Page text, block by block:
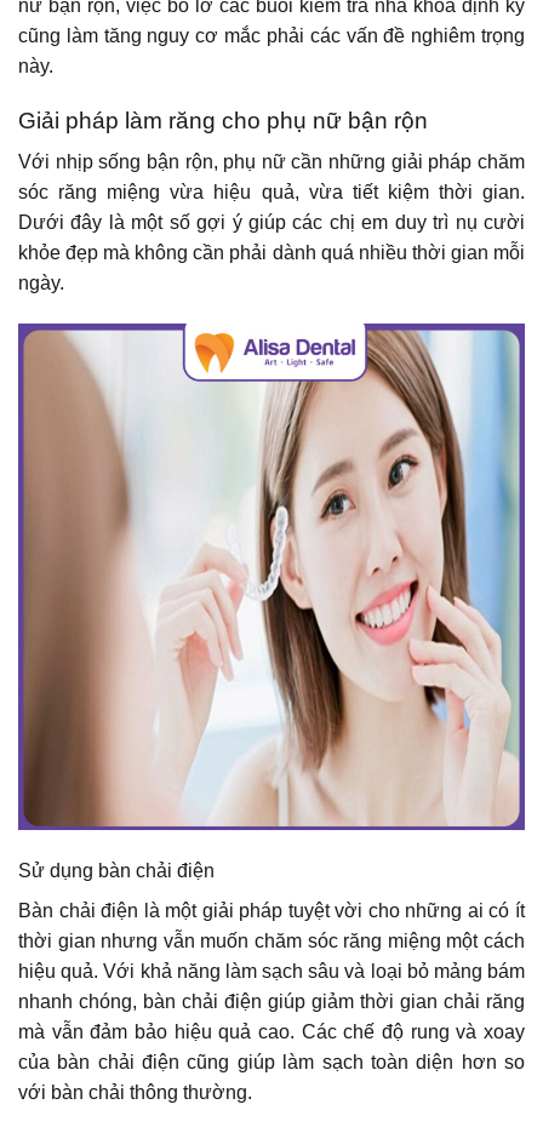
nữ bận rộn, việc bỏ lỡ các buổi kiểm tra nha khoa định kỳ
cũng làm tăng nguy cơ mắc phải các vấn đề nghiêm trọng
này.
Giải pháp làm răng cho phụ nữ bận rộn
Với nhịp sống bận rộn, phụ nữ cần những giải pháp chăm
sóc răng miệng vừa hiệu quả, vừa tiết kiệm thời gian.
Dưới đây là một số gợi ý giúp các chị em duy trì nụ cười
khỏe đẹp mà không cần phải dành quá nhiều thời gian mỗi
ngày.
Sử dụng bàn chải điện
Bàn chải điện là một giải pháp tuyệt vời cho những ai có ít
thời gian nhưng vẫn muốn chăm sóc răng miệng một cách
hiệu quả. Với khả năng làm sạch sâu và loại bỏ mảng bám
nhanh chóng, bàn chải điện giúp giảm thời gian chải răng
mà vẫn đảm bảo hiệu quả cao. Các chế độ rung và xoay
của bàn chải điện cũng giúp làm sạch toàn diện hơn so
với bàn chải thông thường.